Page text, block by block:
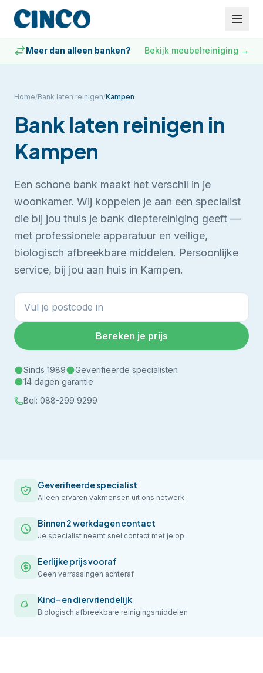
Meer dan alleen banken? Bekijk meubelreiniging →
Home/Bank laten reinigen/Kampen
Bank laten reinigen in
Kampen
Een schone bank maakt het verschil in je
woonkamer. Wij koppelen je aan een specialist
die bij jou thuis je bank dieptereiniging geeft —
met professionele apparatuur en veilige,
biologisch afbreekbare middelen. Persoonlijke
service, bij jou aan huis in Kampen.
Bereken je prijs
Sinds 1989
Geverifieerde specialisten
14 dagen garantie
Bel: 088-299 9299
Geverifieerde specialist
Alleen ervaren vakmensen uit ons netwerk
Binnen 2 werkdagen contact
Je specialist neemt snel contact met je op
Eerlijke prijs vooraf
Geen verrassingen achteraf
Kind- en diervriendelijk
Biologisch afbreekbare reinigingsmiddelen